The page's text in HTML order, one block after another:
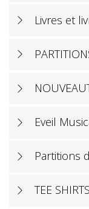
Livres et
Eveil
Partitions
TEE SHIRTS